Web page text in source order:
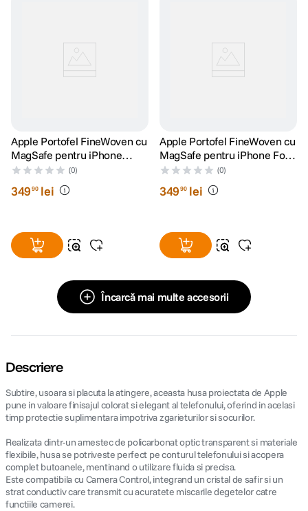
Apple Portofel FineWoven cu
MagSafe pentru iPhone
Moss
(0)
34990 lei
Apple Portofel FineWoven cu
MagSafe pentru iPhone Fox
Orange
(0)
34990 lei
Încarcă mai multe accesorii
Descriere
Subtire, usoara si placuta la atingere, aceasta husa proiectata de Apple
pune in valoare finisajul colorat si elegant al telefonului, oferind in acelasi
timp protectie suplimentara impotriva zgarieturilor si socurilor.
Realizata dintr-un amestec de policarbonat optic transparent si materiale
flexibile, husa se potriveste perfect pe conturul telefonului si acopera
complet butoanele, mentinand o utilizare fluida si precisa.
Este compatibila cu Camera Control, integrand un cristal de safir si un
strat conductiv care transmit cu acuratete miscarile degetelor catre
functiile camerei.